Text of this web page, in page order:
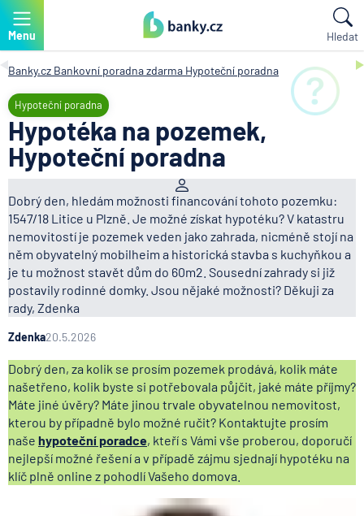
Menu Hledat
Banky.cz Bankovní poradna zdarma Hypoteční poradna
Hypoteční poradna
Hypotéka na pozemek,
Hypoteční poradna
Dobrý den, hledám možnosti financování tohoto pozemku:
1547/18 Litice u Plzně. Je možné získat hypotéku? V katastru
nemovitostí je pozemek veden jako zahrada, nicméně stojí na
něm obyvatelný mobilheim a historická stavba s kuchyňkou a
je tu možnost stavět dům do 60m2. Sousední zahrady si již
postavily rodinné domky. Jsou nějaké možnosti? Děkuji za
rady, Zdenka
Zdenka20.5.2026
Dobrý den, za kolik se prosím pozemek prodává, kolik máte
našetřeno, kolik byste si potřebovala půjčit, jaké máte příjmy?
Máte jiné úvěry? Máte jinou trvale obyvatelnou nemovitost,
kterou by případně bylo možné ručit? Kontaktujte prosím
naše hypoteční poradce, kteří s Vámi vše proberou, doporučí
nejlepší možné řešení a v případě zájmu sjednají hypotéku na
klíč plně online z pohodlí Vašeho domova.